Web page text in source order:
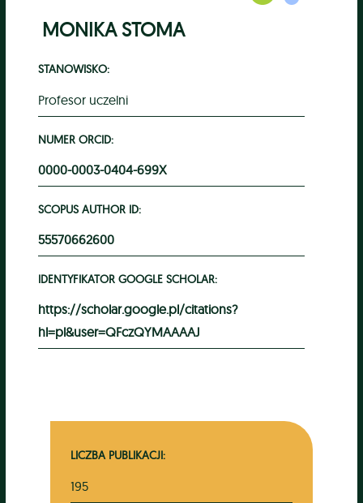
MONIKA STOMA
STANOWISKO:
Profesor uczelni
NUMER ORCID:
0000-0003-0404-699X
SCOPUS AUTHOR ID:
55570662600
IDENTYFIKATOR GOOGLE SCHOLAR:
https://scholar.google.pl/citations?
hl=pl&user=QFczQYMAAAAJ
LICZBA PUBLIKACJI:
195